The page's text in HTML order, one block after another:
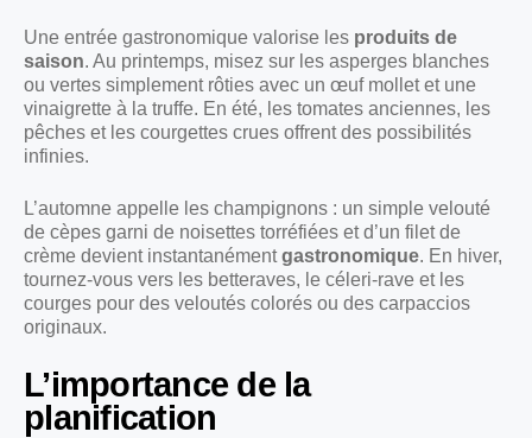
Une entrée gastronomique valorise les produits de
saison. Au printemps, misez sur les asperges blanches
ou vertes simplement rôties avec un œuf mollet et une
vinaigrette à la truffe. En été, les tomates anciennes, les
pêches et les courgettes crues offrent des possibilités
infinies.
L’automne appelle les champignons : un simple velouté
de cèpes garni de noisettes torréfiées et d’un filet de
crème devient instantanémentgastronomique. En hiver,
tournez-vous vers les betteraves, le céleri-rave et les
courges pour des veloutés colorés ou des carpaccios
originaux.
L’importance de la
planification